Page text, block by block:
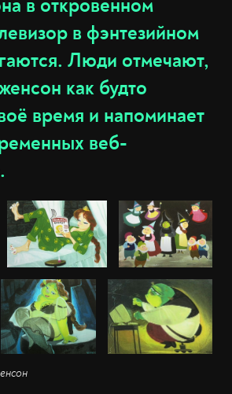
в откровенном
в фэнтезийном
Люди отмечают,
как будто
время и напоминает
веб-